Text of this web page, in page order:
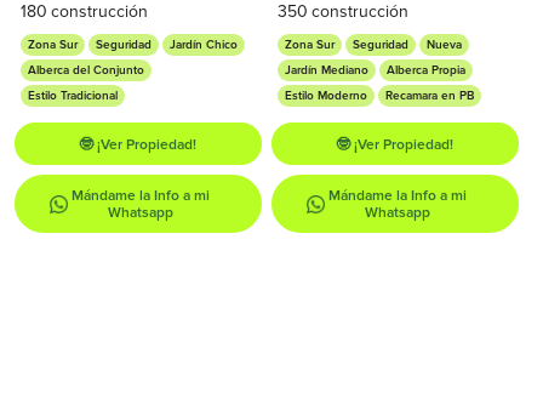
180 construcción
Zona Sur Seguridad
Jardín Chico
Alberca del Conjunto
Estilo Tradicional
🤓 ¡Ver Propiedad!
Mándame la Info a mi
Whatsapp
350 construcción
Zona Sur Seguridad
Nueva
Jardín Mediano
Alberca Propia
Estilo Moderno
Recamara en PB
🤓 ¡Ver Propiedad!
Mándame la Info a mi
Whatsapp